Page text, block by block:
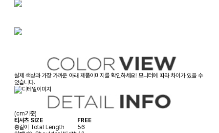
실제 색상과 가장 가까운 아래 제품이미지를 확인하세요! 모니터에 따라 차이가 있을 수
있습니다.
(cm기준)
티셔츠 SIZE
FREE
총길이 Total Length
56